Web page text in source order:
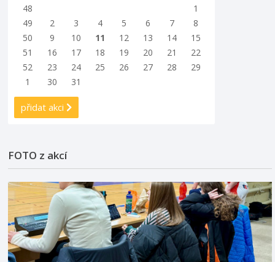
48
1
49
2 3 4 5 6 7
8
50
9 10 11 12 13 14
15
51
16 17 18 19 20 21
22
52
23 24 25 26 27 28
29
1
30 31
přidat akci
FOTO z akcí